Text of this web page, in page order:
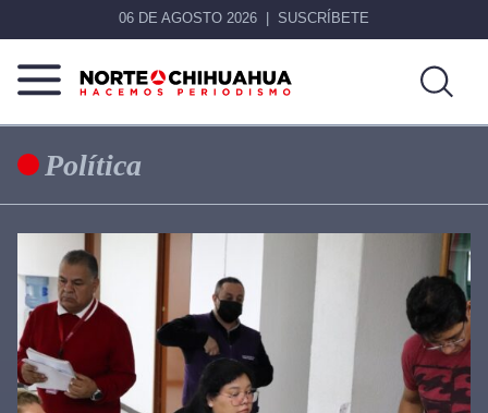
06 DE AGOSTO 2026 SUSCRÍBETE
Norte
De
Chihuahua
Más
que
noticias,
hacemos periodismo
Política